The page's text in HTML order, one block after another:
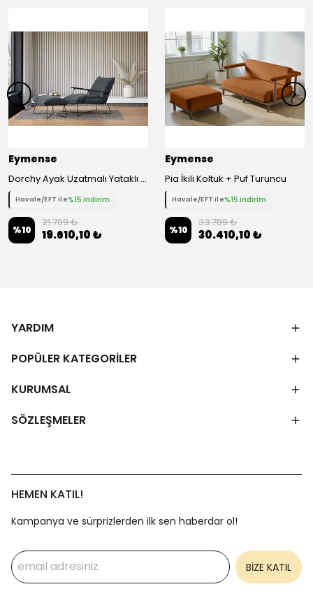
Eymense
Dorchy Ayak Uzatmalı Yataklı Berjer
Havale/EFT ile%15 indirim
%10
21.789 ₺
19.610,10 ₺
Eymense
Pia İkili Koltuk + Puf Turuncu
Havale/EFT ile%15 indirim
%10
33.789 ₺
30.410,10 ₺
YARDIM
POPÜLER KATEGORİLER
KURUMSAL
SÖZLEŞMELER
HEMEN KATIL!
Kampanya ve sürprizlerden ilk sen haberdar ol!
BİZE KATIL